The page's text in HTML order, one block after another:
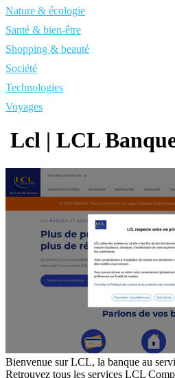
Nature & écologie
Santé & bien-être
Shopping & beauté
Société
Technologies
Voyages
Lcl | LCL
Bienvenue sur LCL, la banque au
Retrouvez tous les services LCL